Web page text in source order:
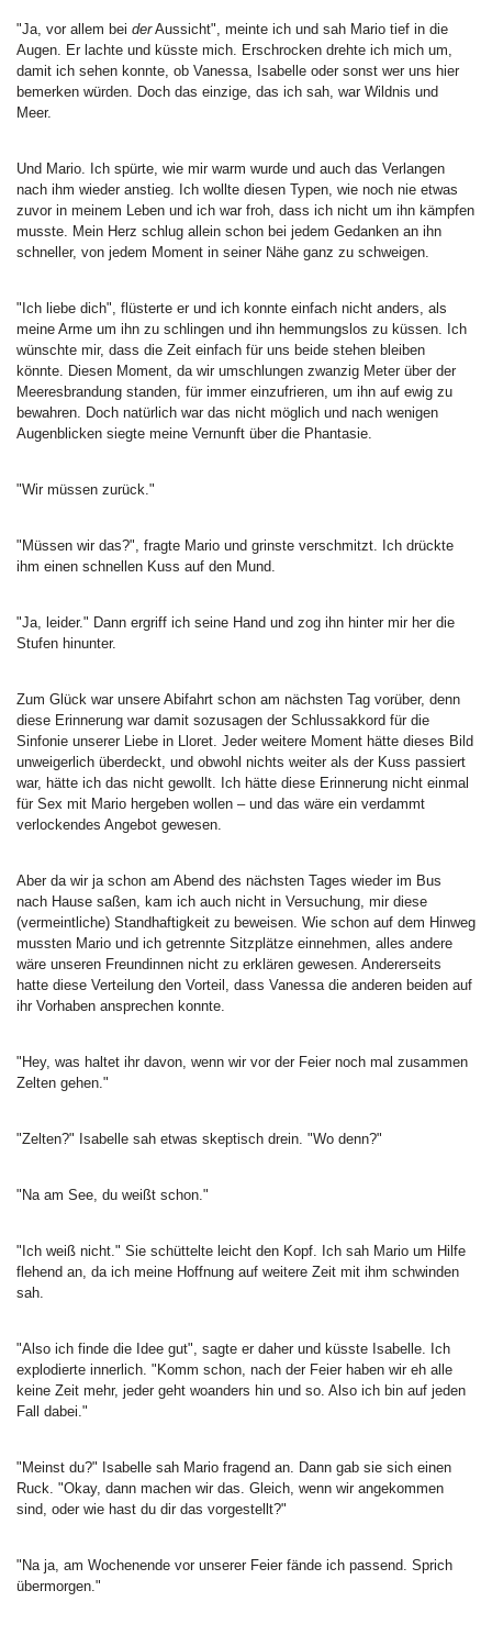
"Ja, vor allem bei derAussicht", meinte ich und sah Mario tief in die
Augen. Er lachte und küsste mich. Erschrocken drehte ich mich um,
damit ich sehen konnte, ob Vanessa, Isabelle oder sonst wer uns hier
bemerken würden. Doch das einzige, das ich sah, war Wildnis und
Meer.
Und Mario. Ich spürte, wie mir warm wurde und auch das Verlangen
nach ihm wieder anstieg. Ich wollte diesen Typen, wie noch nie etwas
zuvor in meinem Leben und ich war froh, dass ich nicht um ihn kämpfen
musste. Mein Herz schlug allein schon bei jedem Gedanken an ihn
schneller, von jedem Moment in seiner Nähe ganz zu schweigen.
"Ich liebe dich", flüsterte er und ich konnte einfach nicht anders, als
meine Arme um ihn zu schlingen und ihn hemmungslos zu küssen. Ich
wünschte mir, dass die Zeit einfach für uns beide stehen bleiben
könnte. Diesen Moment, da wir umschlungen zwanzig Meter über der
Meeresbrandung standen, für immer einzufrieren, um ihn auf ewig zu
bewahren. Doch natürlich war das nicht möglich und nach wenigen
Augenblicken siegte meine Vernunft über die Phantasie.
"Wir müssen zurück."
"Müssen wir das?", fragte Mario und grinste verschmitzt. Ich drückte
ihm einen schnellen Kuss auf den Mund.
"Ja, leider." Dann ergriff ich seine Hand und zog ihn hinter mir her die
Stufen hinunter.
Zum Glück war unsere Abifahrt schon am nächsten Tag vorüber, denn
diese Erinnerung war damit sozusagen der Schlussakkord für die
Sinfonie unserer Liebe in Lloret. Jeder weitere Moment hätte dieses Bild
unweigerlich überdeckt, und obwohl nichts weiter als der Kuss passiert
war, hätte ich das nicht gewollt. Ich hätte diese Erinnerung nicht einmal
für Sex mit Mario hergeben wollen – und das wäre ein verdammt
verlockendes Angebot gewesen.
Aber da wir ja schon am Abend des nächsten Tages wieder im Bus
nach Hause saßen, kam ich auch nicht in Versuchung, mir diese
(vermeintliche) Standhaftigkeit zu beweisen. Wie schon auf dem Hinweg
mussten Mario und ich getrennte Sitzplätze einnehmen, alles andere
wäre unseren Freundinnen nicht zu erklären gewesen. Andererseits
hatte diese Verteilung den Vorteil, dass Vanessa die anderen beiden auf
ihr Vorhaben ansprechen konnte.
"Hey, was haltet ihr davon, wenn wir vor der Feier noch mal zusammen
Zelten gehen."
"Zelten?" Isabelle sah etwas skeptisch drein. "Wo denn?"
"Na am See, du weißt schon."
"Ich weiß nicht." Sie schüttelte leicht den Kopf. Ich sah Mario um Hilfe
flehend an, da ich meine Hoffnung auf weitere Zeit mit ihm schwinden
sah.
"Also ich finde die Idee gut", sagte er daher und küsste Isabelle. Ich
explodierte innerlich. "Komm schon, nach der Feier haben wir eh alle
keine Zeit mehr, jeder geht woanders hin und so. Also ich bin auf jeden
Fall dabei."
"Meinst du?" Isabelle sah Mario fragend an. Dann gab sie sich einen
Ruck. "Okay, dann machen wir das. Gleich, wenn wir angekommen
sind, oder wie hast du dir das vorgestellt?"
"Na ja, am Wochenende vor unserer Feier fände ich passend. Sprich
übermorgen."